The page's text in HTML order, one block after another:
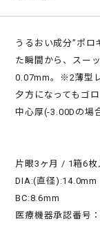
うるおい成分”ポロ
た瞬間から、スー
0.07mm。※2薄型
夕方になってもゴ
中心厚(-3.00Dの場
片眼3ヶ月 / 1箱6枚
DIA:(直径):14.0mm
BC:8.6mm
医療機器承認番号